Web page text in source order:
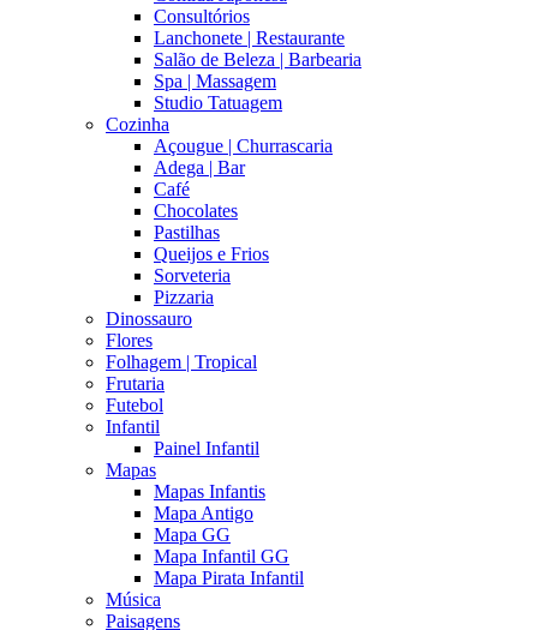
Consultórios
Lanchonete | Restaurante
Salão de Beleza | Barbearia
Spa | Massagem
Studio Tatuagem
Cozinha
Açougue | Churrascaria
Adega | Bar
Café
Chocolates
Pastilhas
Queijos e Frios
Sorveteria
Pizzaria
Dinossauro
Flores
Folhagem | Tropical
Frutaria
Futebol
Infantil
Painel Infantil
Mapas
Mapas Infantis
Mapa Antigo
Mapa GG
Mapa Infantil GG
Mapa Pirata Infantil
Música
Paisagens